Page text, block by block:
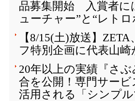
品募集開始 入賞者に
ューチャー”と“レト
【8/15(土)放送】
フ特別企画に代表山崎
20年以上の実績『さ
合を公開！専門サー
活用される「シンプ